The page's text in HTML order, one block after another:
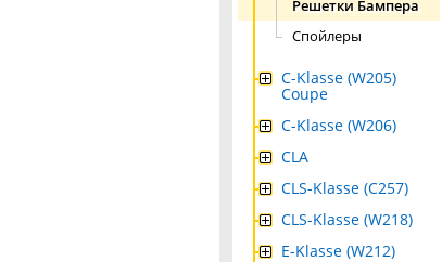
Решетки Бампера
Спойлеры
C-Klasse (W205)
Coupe
C-Klasse (W206)
CLA
CLS-Klasse (C257)
CLS-Klasse (W218)
E-Klasse (W212)